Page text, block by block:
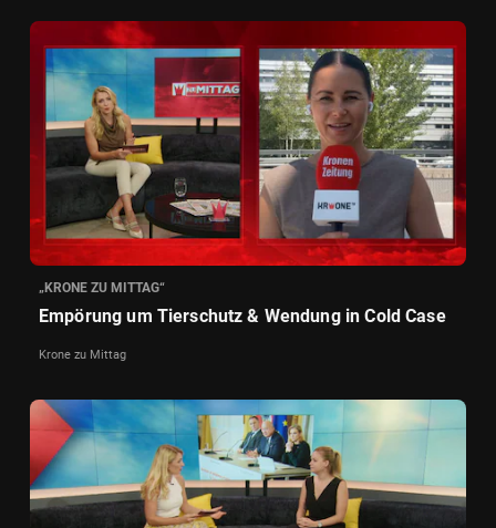
„KRONE ZU MITTAG“
Empörung um Tierschutz & Wendung in Cold Case
Krone zu Mittag